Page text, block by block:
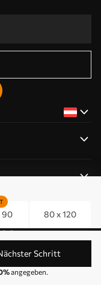
90 80 x 120
Schritt
angegeben.
Betrieben